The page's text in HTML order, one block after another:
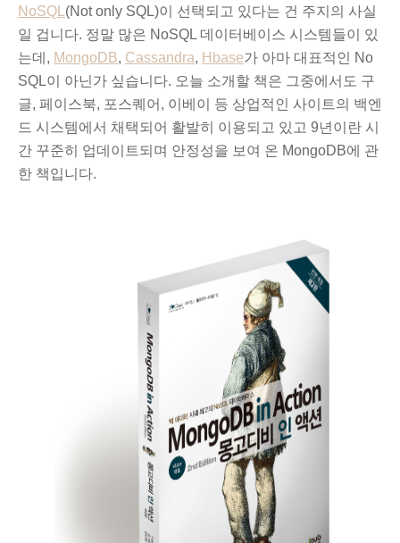
NoSQL (Not only SQL)이 선택되고 있다는 건 주지의 사실
일 겁니다. 정말 많은 NoSQL 데이터베이스 시스템들이 있
는데, MongoDB, Cassandra, Hbase가 아마 대표적인 No
SQL이 아닌가 싶습니다. 오늘 소개할 책은 그중에서도 구
글, 페이스북, 포스퀘어, 이베이 등 상업적인 사이트의 백엔
드 시스템에서 채택되어 활발히 이용되고 있고 9년이란 시
간 꾸준히 업데이트되 며 안정성을 보여 온 MongoDB에 관
한 책입니다.